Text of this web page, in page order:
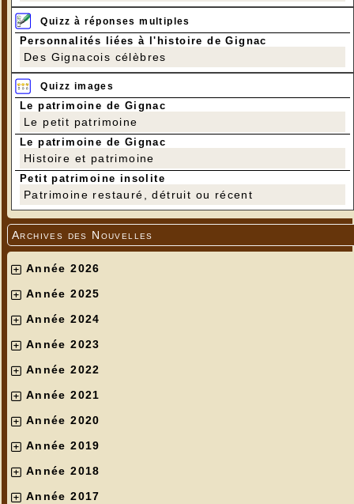
Quizz à réponses multiples
Personnalités liées à l'histoire de Gignac
Des Gignacois célèbres
Quizz images
Le patrimoine de Gignac
Le petit patrimoine
Le patrimoine de Gignac
Histoire et patrimoine
Petit patrimoine insolite
Patrimoine restauré, détruit ou récent
Archives des Nouvelles
Année 2026
Année 2025
Année 2024
Année 2023
Année 2022
Année 2021
Année 2020
Année 2019
Année 2018
Année 2017